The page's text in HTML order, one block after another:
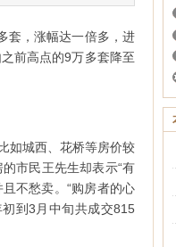
套，涨幅达一倍多，进
前高点的9万多套降至
如城西、花桥等房价较
市民王先生却表示“有
不愁卖。“购房者的心
到3月中旬共成交815